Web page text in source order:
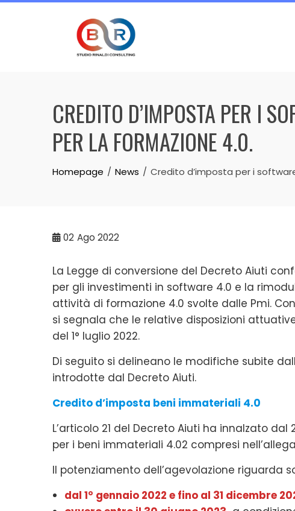
Skip
CREDITO D’IMPOSTA PER I
PER LA FORMAZIONE 4.0.
Homepage News Credito d’imposta per i
02 Ago 2022
La Legge di conversione del Decreto Aiuti
per gli investimenti in software 4.0 e la
attività di formazione 4.0 svolte dalle Pmi.
si segnala che le relative disposizioni
del 1° luglio 2022.
Di seguito si delineano le modifiche subite
introdotte dal Decreto Aiuti.
Credito d’imposta beni immateriali 4.0
L’articolo 21 del Decreto Aiuti ha innalzato
per i beni immateriali 4.02 compresi
Il potenziamento dell’agevolazione riguarda
dal 1° gennaio 2022 e fino al 31 dicembre